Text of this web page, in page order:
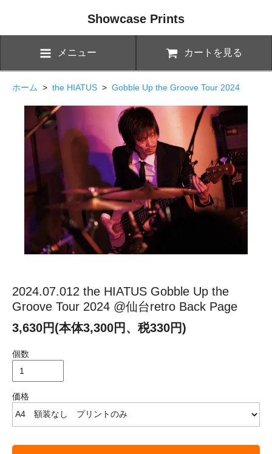
Showcase Prints
メニュー カートを見る
ホーム > the HIATUS > Gobble Up the Groove Tour 2024
2024.07.012 the HIATUS Gobble Up the
Groove Tour 2024 @仙台retro Back Page
3,630円(本体3,300円、税330円)
個数
価格